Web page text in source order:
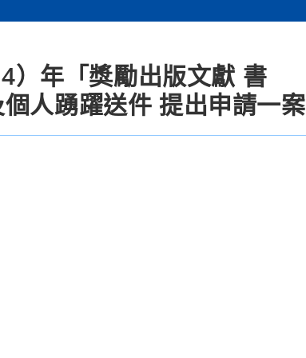
）年「獎勵出版文獻 書
人踴躍送件 提出申請一案